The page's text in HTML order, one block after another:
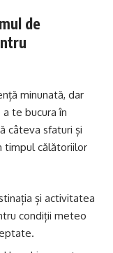
de
minunată, dar
te bucura în
câteva sfaturi și
timpul călătoriilor
și activitatea
condiții meteo